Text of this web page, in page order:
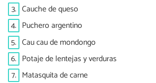
3. Cauche de queso
4. Puchero argentino
5. Cau cau de mondongo
6. Potaje de lentejas y verduras
7. Matasquita de carne